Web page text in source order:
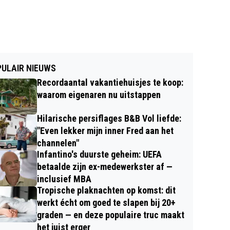
NIEUWS
Recordaantal vakantiehuisjes te koop:
waarom eigenaren nu uitstappen
Hilarische persiflages B&B Vol liefde:
"Even lekker mijn inner Fred aan het
channelen"
Infantino's duurste geheim: UEFA
betaalde zijn ex-medewerkster af —
inclusief MBA
Tropische plaknachten op komst: dit
werkt écht om goed te slapen bij 20+
graden — en deze populaire truc maakt
het juist erger